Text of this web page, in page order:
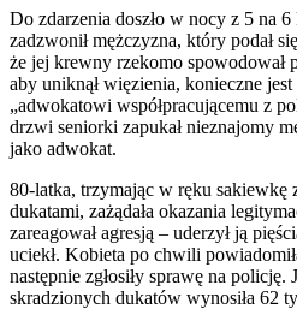
Do zdarzenia doszło w nocy z 5 na
zadzwonił mężczyzna, który podał
że jej krewny rzekomo
aby uniknął więzienia, konieczne
„adwokatowi współpracującemu z
drzwi seniorki zapukał nieznajomy
jako adwokat.
80-latka, trzymając w ręku sakiewkę
dukatami, zażądała okazania
zareagował agresją – uderzył ją
uciekł. Kobieta po chwili
następnie zgłosiły sprawę na policję.
skradzionych dukatów wynosiła 62